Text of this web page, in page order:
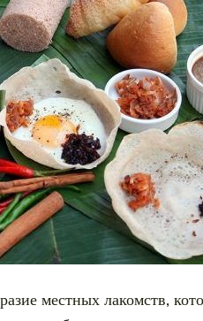
местных лакомств,